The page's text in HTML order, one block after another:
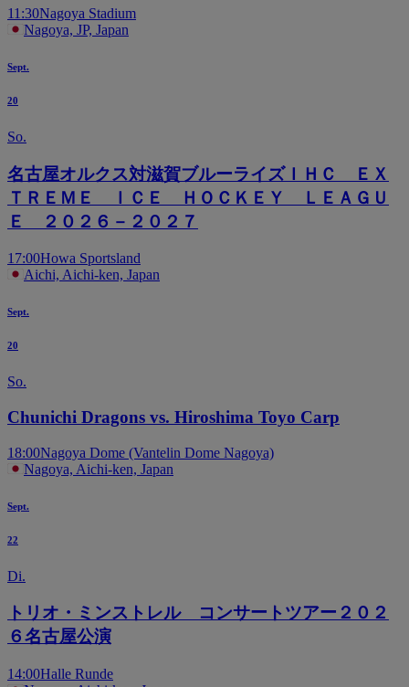
11:30Nagoya Stadium
Nagoya, JP, Japan
Sept.
20
So.
名古屋オルクス対滋賀ブルーライズＩＨＣ ＥＸ
ＴＲＥＭＥ ＩＣＥ ＨＯＣＫＥＹ ＬＥＡＧＵ
Ｅ ２０２６－２０２７
17:00Howa Sportsland
Aichi, Aichi-ken, Japan
Sept.
20
So.
Chunichi Dragons vs. Hiroshima Toyo Carp
18:00Nagoya Dome (Vantelin Dome Nagoya)
Nagoya, Aichi-ken, Japan
Sept.
22
Di.
トリオ・ミンストレル コンサートツアー２０２
６名古屋公演
14:00Halle Runde